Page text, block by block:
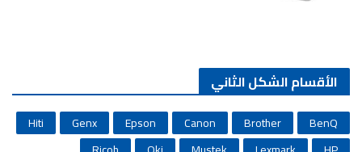
الأقسام الشكل الثاني
BenQ
Brother
Canon
Epson
Genx
Hiti